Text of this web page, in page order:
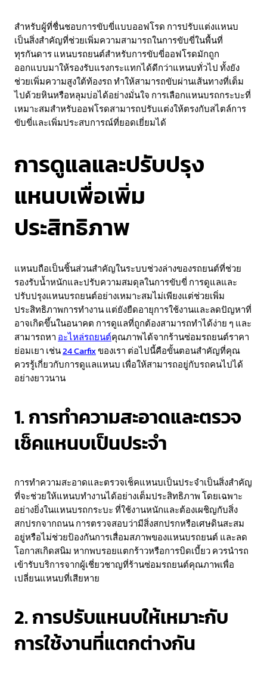
สำหรับผู้ที่ชื่นชอบการขับขี่แบบออฟโรด การปรับแต่งแหนบ
เป็นสิ่งสำคัญที่ช่วยเพิ่มความสามารถในการขับขี่ในพื้นที่
ทุรกันดาร แหนบรถยนต์สำหรับการขับขี่ออฟโรดมักถูก
ออกแบบมาให้รองรับแรงกระแทกได้ดีกว่าแหนบทั่วไป ทั้งยัง
ช่วยเพิ่มความสูงใต้ท้องรถ ทำให้สามารถขับผ่านเส้นทางที่เต็ม
ไปด้วยหินหรือหลุมบ่อได้อย่างมั่นใจ การเลือกแหนบรถกระบะที่
เหมาะสมสำหรับออฟโรดสามารถปรับแต่งให้ตรงกับสไตล์การ
ขับขี่และเพิ่มประสบการณ์ที่ยอดเยี่ยมได้
การดูแลและปรับปรุง
แหนบเพื่อเพิ่ม
ประสิทธิภาพ
แหนบถือเป็นชิ้นส่วนสำคัญในระบบช่วงล่างของรถยนต์ที่ช่วย
รองรับน้ำหนักและปรับความสมดุลในการขับขี่ การดูแลและ
ปรับปรุงแหนบรถยนต์อย่างเหมาะสมไม่เพียงแต่ช่วยเพิ่ม
ประสิทธิภาพการทำงาน แต่ยังยืดอายุการใช้งานและลดปัญหาที่
อาจเกิดขึ้นในอนาคต การดูแลที่ถูกต้องสามารถทำได้ง่าย ๆ และ
สามารถหา อะไหล่รถยนต์คุณภาพได้จากร้านซ่อมรถยนต์ราคา
ย่อมเยา เช่น24 Carfixของเรา ต่อไปนี้คือขั้นตอนสำคัญที่คุณ
ควรรู้เกี่ยวกับการดูแลแหนบ เพื่อให้สามารถอยู่กับรถคนไปได้
อย่างยาวนาน
1. การทำความสะอาดและตรวจ
เช็คแหนบเป็นประจำ
การทำความสะอาดและตรวจเช็คแหนบเป็นประจำเป็นสิ่งสำคัญ
ที่จะช่วยให้แหนบทำงานได้อย่างเต็มประสิทธิภาพ โดยเฉพาะ
อย่างยิ่งในแหนบรถกระบะ ที่ใช้งานหนักและต้องเผชิญกับสิ่ง
สกปรกจากถนน การตรวจสอบว่ามีสิ่งสกปรกหรือเศษดินสะสม
อยู่หรือไม่ช่วยป้องกันการเสื่อมสภาพของแหนบรถยนต์ และลด
โอกาสเกิดสนิม หากพบรอยแตกร้าวหรือการบิดเบี้ยว ควรนำรถ
เข้ารับบริการจากผู้เชี่ยวชาญที่ร้านซ่อมรถยนต์คุณภาพเพื่อ
เปลี่ยนแหนบที่เสียหาย
2. การปรับแหนบให้เหมาะกับ
การใช้งานที่แตกต่างกัน